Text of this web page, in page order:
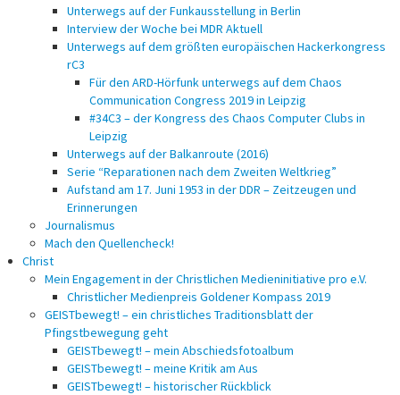
Unterwegs auf der Funkausstellung in Berlin
Interview der Woche bei MDR Aktuell
Unterwegs auf dem größten europäischen Hackerkongress
rC3
Für den ARD-Hörfunk unterwegs auf dem Chaos
Communication Congress 2019 in Leipzig
#34C3 – der Kongress des Chaos Computer Clubs in
Leipzig
Unterwegs auf der Balkanroute (2016)
Serie “Reparationen nach dem Zweiten Weltkrieg”
Aufstand am 17. Juni 1953 in der DDR – Zeitzeugen und
Erinnerungen
Journalismus
Mach den Quellencheck!
Christ
Mein Engagement in der Christlichen Medieninitiative pro e.V.
Christlicher Medienpreis Goldener Kompass 2019
GEISTbewegt! – ein christliches Traditionsblatt der
Pfingstbewegung geht
GEISTbewegt! – mein Abschiedsfotoalbum
GEISTbewegt! – meine Kritik am Aus
GEISTbewegt! – historischer Rückblick